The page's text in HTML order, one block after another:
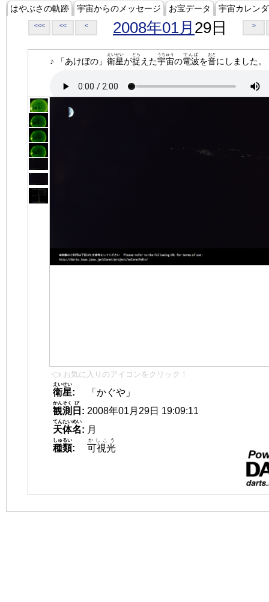
はやぶさの軌跡 宇宙からのメッセージ お宝データ 宇宙カレン
<<< << < 2008年01月 29日 >
♪ 「あけぼの」 衛星
えいせい
が捉
とら
えた宇宙
うちゅう
の電波
でんぱ
を音
おと
にしました。
👈 お気に入りのアイコンをクリック！
衛星
えいせい
:
「かぐや」
観測
かんそく
日
び
: 2008年01月29日 19:09:11
天体名
てんたいめい
: 月
種類
しゅるい
: 可視光
かしこう